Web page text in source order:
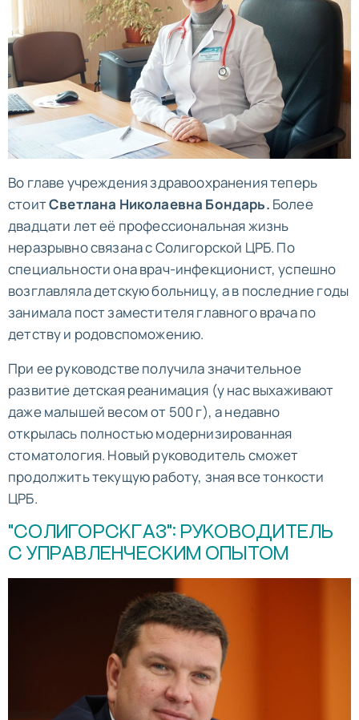
Во главе учреждения здравоохранения теперь
стоитСветлана Николаевна Бондарь. Более
двадцати лет её профессиональная жизнь
неразрывно связана с Солигорской ЦРБ. По
специальности она врач-инфекционист, успешно
возглавляла детскую больницу, а в последние годы
занимала пост заместителя главного врача по
детству и родовспоможению.
При ее руководстве получила значительное
развитие детская реанимация (у нас выхаживают
даже малышей весом от 500 г), а недавно
открылась полностью модернизированная
стоматология. Новый руководитель сможет
продолжить текущую работу, зная все тонкости
ЦРБ.
"СОЛИГОРСКГАЗ": РУКОВОДИТЕЛЬ
С УПРАВЛЕНЧЕСКИМ ОПЫТОМ